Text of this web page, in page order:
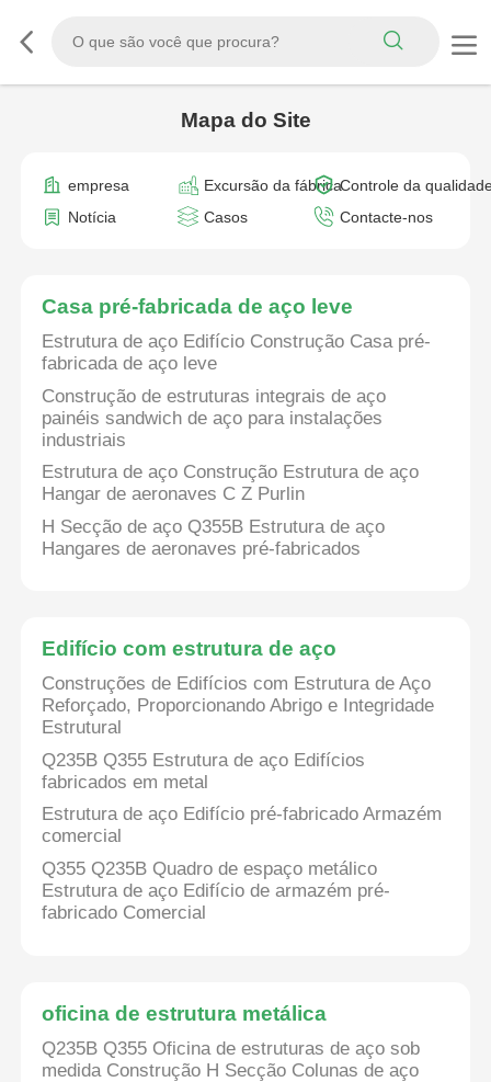
Mapa do Site
empresa Excursão da fábricaControle da
Notícia
Casos Contacte-nos
Casa pré-fabricada de aço leve
Estrutura de aço Edifício Construção Casa pré-
fabricada de aço leve
Construção de estruturas integrais de aço
painéis sandwich de aço para instalações
industriais
Estrutura de aço Construção Estrutura de aço
Hangar de aeronaves C Z Purlin
H Secção de aço Q355B Estrutura de aço
Hangares de aeronaves pré-fabricados
Edifício com estrutura de aço
Construções de Edifícios com Estrutura de Aço
Reforçado, Proporcionando Abrigo e Integridade
Estrutural
Q235B Q355 Estrutura de aço Edifícios
fabricados em metal
Estrutura de aço Edifício pré-fabricado Armazém
comercial
Q355 Q235B Quadro de espaço metálico
Estrutura de aço Edifício de armazém pré-
fabricado Comercial
oficina de estrutura metálica
Q235B Q355 Oficina de estruturas de aço sob
medida Construção H Secção Colunas de aço